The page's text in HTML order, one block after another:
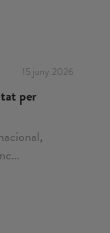
15 juny 2026
per